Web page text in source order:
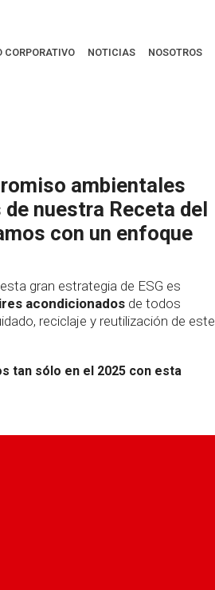
CORPORATIVO NOTICIAS NOSOTROS
ambientales
nuestra Receta del
con un enfoque
gran estrategia de ESG es
acondicionados de todos
reciclaje y reutilización de este
tan sólo en el 2025 con esta